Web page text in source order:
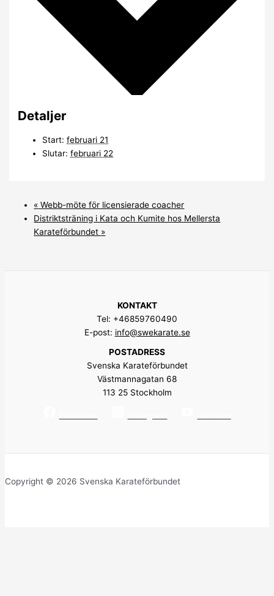
Detaljer
Start: februari 21
Slutar: februari 22
« Webb-möte för licensierade coacher
Distriktsträning i Kata och Kumite hos Mellersta
Karateförbundet »
KONTAKT
Tel: +46859760490
E-post: info@swekarate.se
POSTADRESS
Svenska Karateförbundet
Västmannagatan 68
113 25 Stockholm
Copyright © 2026 Svenska Karateförbundet